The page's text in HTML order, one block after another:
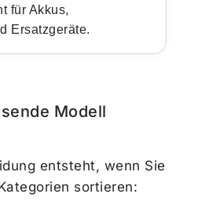
für Akkus,
Ersatzgeräte.
Modell
entsteht, wenn Sie
sortieren: